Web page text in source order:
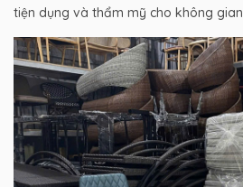
tiện dụng và thẩm mỹ cho không gian.